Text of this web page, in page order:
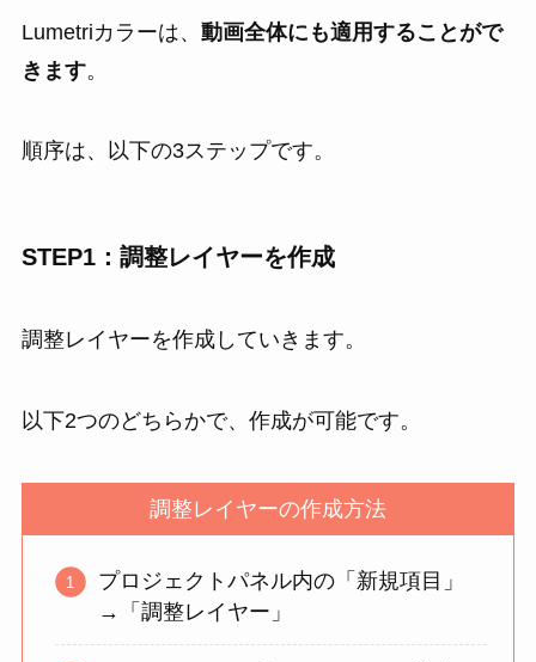
Lumetriカラーは、 動画全体にも適用することがで
きます。
順序は、以下の3ステップです。
STEP1：調整レイヤーを作成
調整レイヤーを作成していきます。
以下2つのどちらかで、作成が可能です。
調整レイヤーの作成方法
プロジェクトパネル内の「新規項目」
→「調整レイヤー」